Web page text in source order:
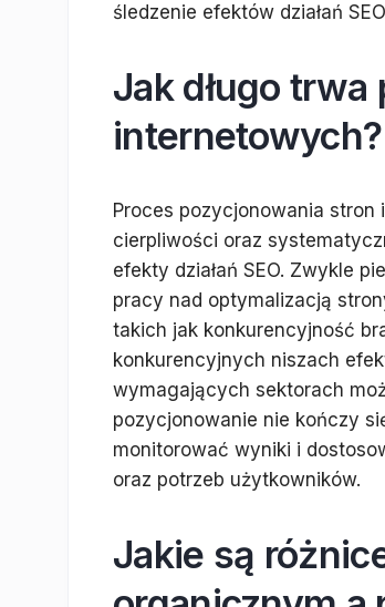
śledzenie efektów działań
Jak długo
internetowych?
Proces pozycjonowania stron
cierpliwości oraz
efekty działań SEO. Zwykle
pracy nad optymalizacją
takich jak konkurencyjność
konkurencyjnych niszach
wymagających sektorach
pozycjonowanie nie kończy
monitorować wyniki i
oraz potrzeb użytkowników.
Jakie są